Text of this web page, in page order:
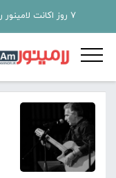
7 روز اکانت لامینور رایگان فقط با ثبت نام در سایت